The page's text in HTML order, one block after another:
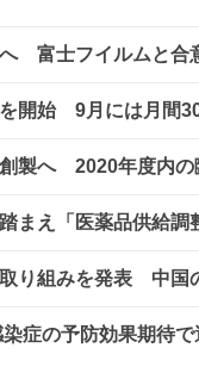
へ 富士フイルムと合
開始 9月には月間
製へ 2020年度内
まえ「医薬品供給
り組みを発表 中国
症の予防効果期待